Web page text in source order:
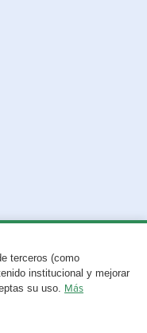
terceros (como
institucional y mejorar
su uso. Más
Repórtalo aquí.